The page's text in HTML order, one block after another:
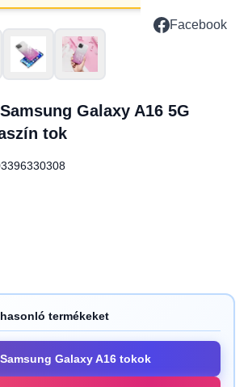
Facebook
Galaxy A16 5G
tok
termékeket
Samsung Galaxy A16 tokok